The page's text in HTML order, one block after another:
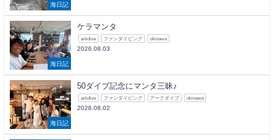
海日記
海日記
ケラマンタ
arkdive ファンダイビング okinawa
2026.08.03
海日記
50ダイブ記念にマンタ三昧♪
arkdive ファンダイビング アークダイブ okinawa
2026.08.02